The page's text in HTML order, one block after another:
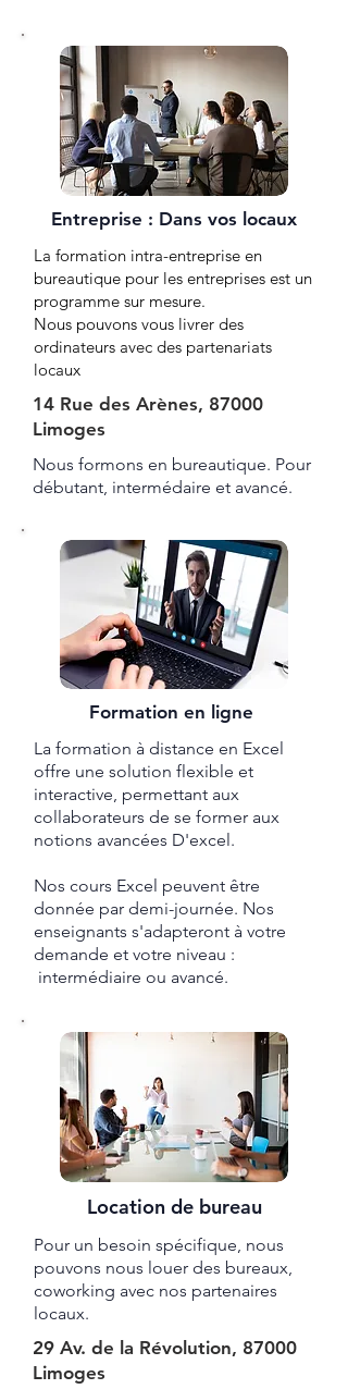
Entreprise : Dans vos locaux
La formation intra-entreprise en
bureautique pour les entreprises est un
programme sur mesure.
Nous pouvons vous livrer des
ordinateurs avec des partenariats
locaux
14 Rue des Arènes, 87000
Limoges
Nous formons en bureautique. Pour
débutant, intermédaire et avancé.
Formation en ligne
La formation à distance en Excel
offre une solution flexible et
interactive, permettant aux
collaborateurs de se former aux
notions avancées D'excel.
Nos cours Excel peuvent être
donnée par demi-journée. Nos
enseignants s'adapteront à votre
demande et votre niveau :
intermédiaire ou avancé.
Location de bureau
Pour un besoin spécifique, nous
pouvons nous louer des bureaux,
coworking avec nos partenaires
locaux.
29 Av. de la Révolution, 87000
Limoges